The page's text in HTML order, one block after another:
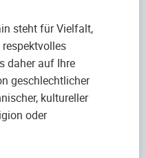
steht für Vielfalt,
daher auf Ihre
geschlechtlicher
kultureller
oder